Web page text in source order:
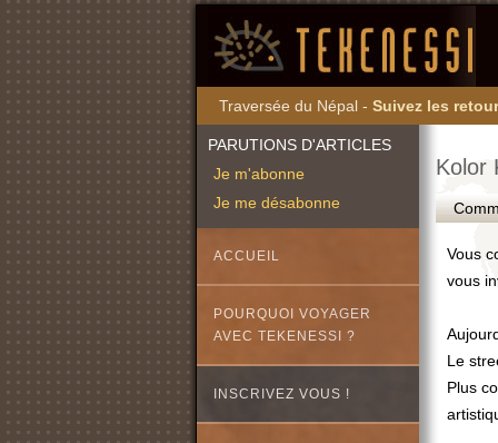
Traversée du Népal - Suivez les
PARUTIONS D'ARTICLES
Je m'abonne
Je me désabonne
ACCUEIL
POURQUOI VOYAGER
AVEC TEKENESSI ?
INSCRIVEZ VOUS !
Kolor
Vous
vous
Le
Plus